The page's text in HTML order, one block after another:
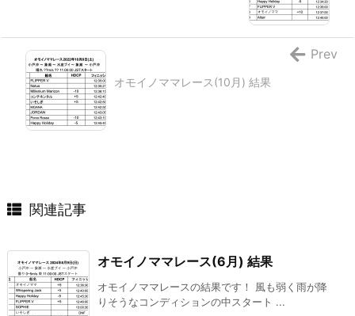
オモイノママレース(10月) 結果
Prev
関連記事
オモイノママレース(6月) 結果
オモイノママレースの結果です！ 風も弱く雨が降
りそうなコンディションの中スタート ...